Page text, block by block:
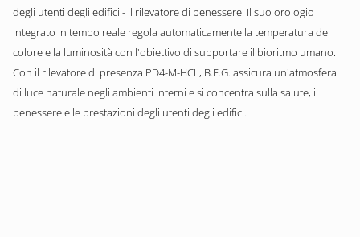
degli utenti degli edifici - il rilevatore di benessere. Il suo orologio
integrato in tempo reale regola automaticamente la temperatura del
colore e la luminosità con l'obiettivo di supportare il bioritmo umano.
Con il rilevatore di presenza PD4-M-HCL, B.E.G. assicura un'atmosfera
di luce naturale negli ambienti interni e si concentra sulla salute, il
benessere e le prestazioni degli utenti degli edifici.